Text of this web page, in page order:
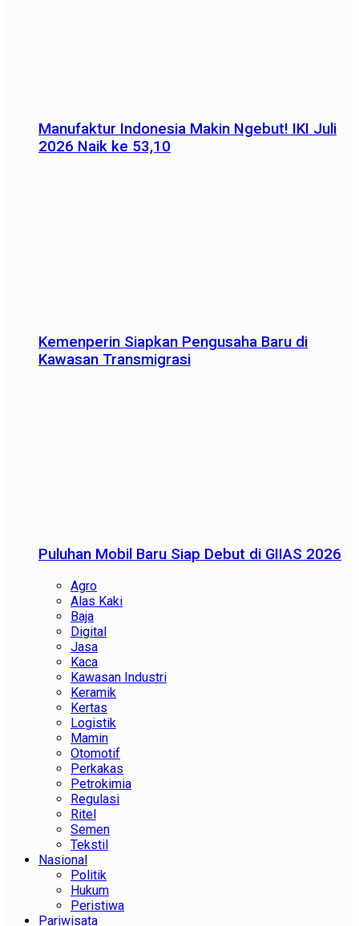
Manufaktur Indonesia Makin Ngebut! IKI Juli
2026 Naik ke 53,10
Kemenperin Siapkan Pengusaha Baru di
Kawasan Transmigrasi
Puluhan Mobil Baru Siap Debut di GIIAS 2026
Agro
Alas Kaki
Baja
Digital
Jasa
Kaca
Kawasan Industri
Keramik
Kertas
Logistik
Mamin
Otomotif
Perkakas
Petrokimia
Regulasi
Ritel
Semen
Tekstil
Nasional
Politik
Hukum
Peristiwa
Pariwisata